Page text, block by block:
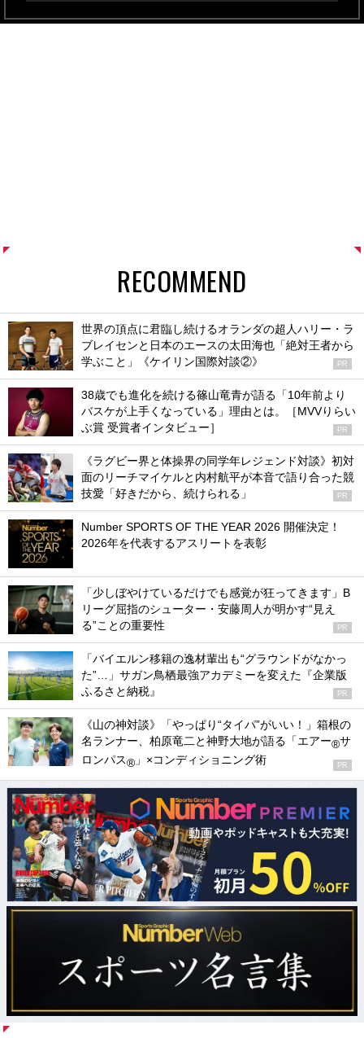
RECOMMEND
世界の頂点に君臨し続けるオランダの超人ハリー・ラ
ブレイセンと日本のエースの太田海也「絶対王者から
学ぶこと」《ケイリン国際対談②》
PR
38歳でも進化を続ける篠山竜青が語る「10年前より
バスケが上手くなっている」理由とは。［MVVりらい
ぶ賞 受賞者インタビュー］
PR
《ラグビー界と体操界の同学年レジェンド対談》初対
面のリーチマイケルと内村航平が本音で語り合った競
技愛「好きだから、続けられる」
PR
Number SPORTS OF THE YEAR 2026 開催決定！
2026年を代表するアスリートを表彰
「少しぼやけているだけでも感覚が狂ってきます」B
リーグ屈指のシューター・安藤周人が明かす“見え
る”ことの重要性
PR
「バイエルン移籍の逸材輩出も“グラウンドがなかっ
た”…」サガン鳥栖最強アカデミーを変えた『企業版
ふるさと納税』
PR
《山の神対談》「やっぱり“タイパ”がいい！」箱根の
名ランナー、柏原竜二と神野大地が語る「エアー®サ
ロンパス® 」×コンディショニング術 PR